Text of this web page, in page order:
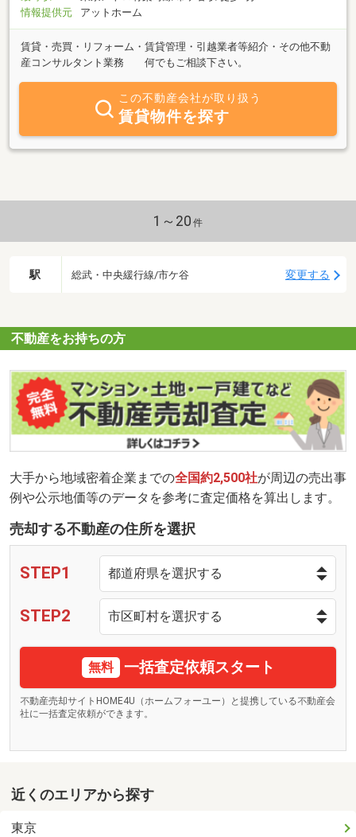
情報提供元
アットホーム
賃貸・売買・リフォーム・賃貸管理・引越業者等紹介・その他不動
産コンサルタント業務 何でもご相談下さい。
この不動産会社が取り扱う
賃貸物件を探す
1～20 件
駅 総武・中央緩行線/市ケ谷 変更する
不動産をお持ちの方
大手から地域密着企業までの全国約2,500社が周辺の売出事
例や公示地価等のデータを参考に査定価格を算出します。
売却する不動産の住所を選択
STEP1
STEP2
無料 一括査定依頼スタート
不動産売却サイトHOME4U（ホームフォーユー）と提携している不動産会
社に一括査定依頼ができます。
近くのエリアから探す
東京